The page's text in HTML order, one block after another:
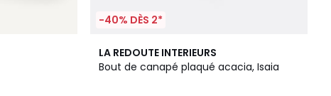
-40% DÈS 2*
LA REDOUTE INTERIEURS
Bout de canapé plaqué acacia, Isaia